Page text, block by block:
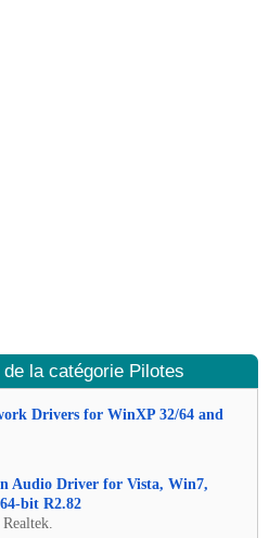
la catégorie Pilotes
Drivers for WinXP 32/64 and
Audio Driver for Vista, Win7,
bit R2.82